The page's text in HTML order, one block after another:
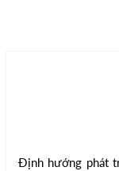
Định hướng phát